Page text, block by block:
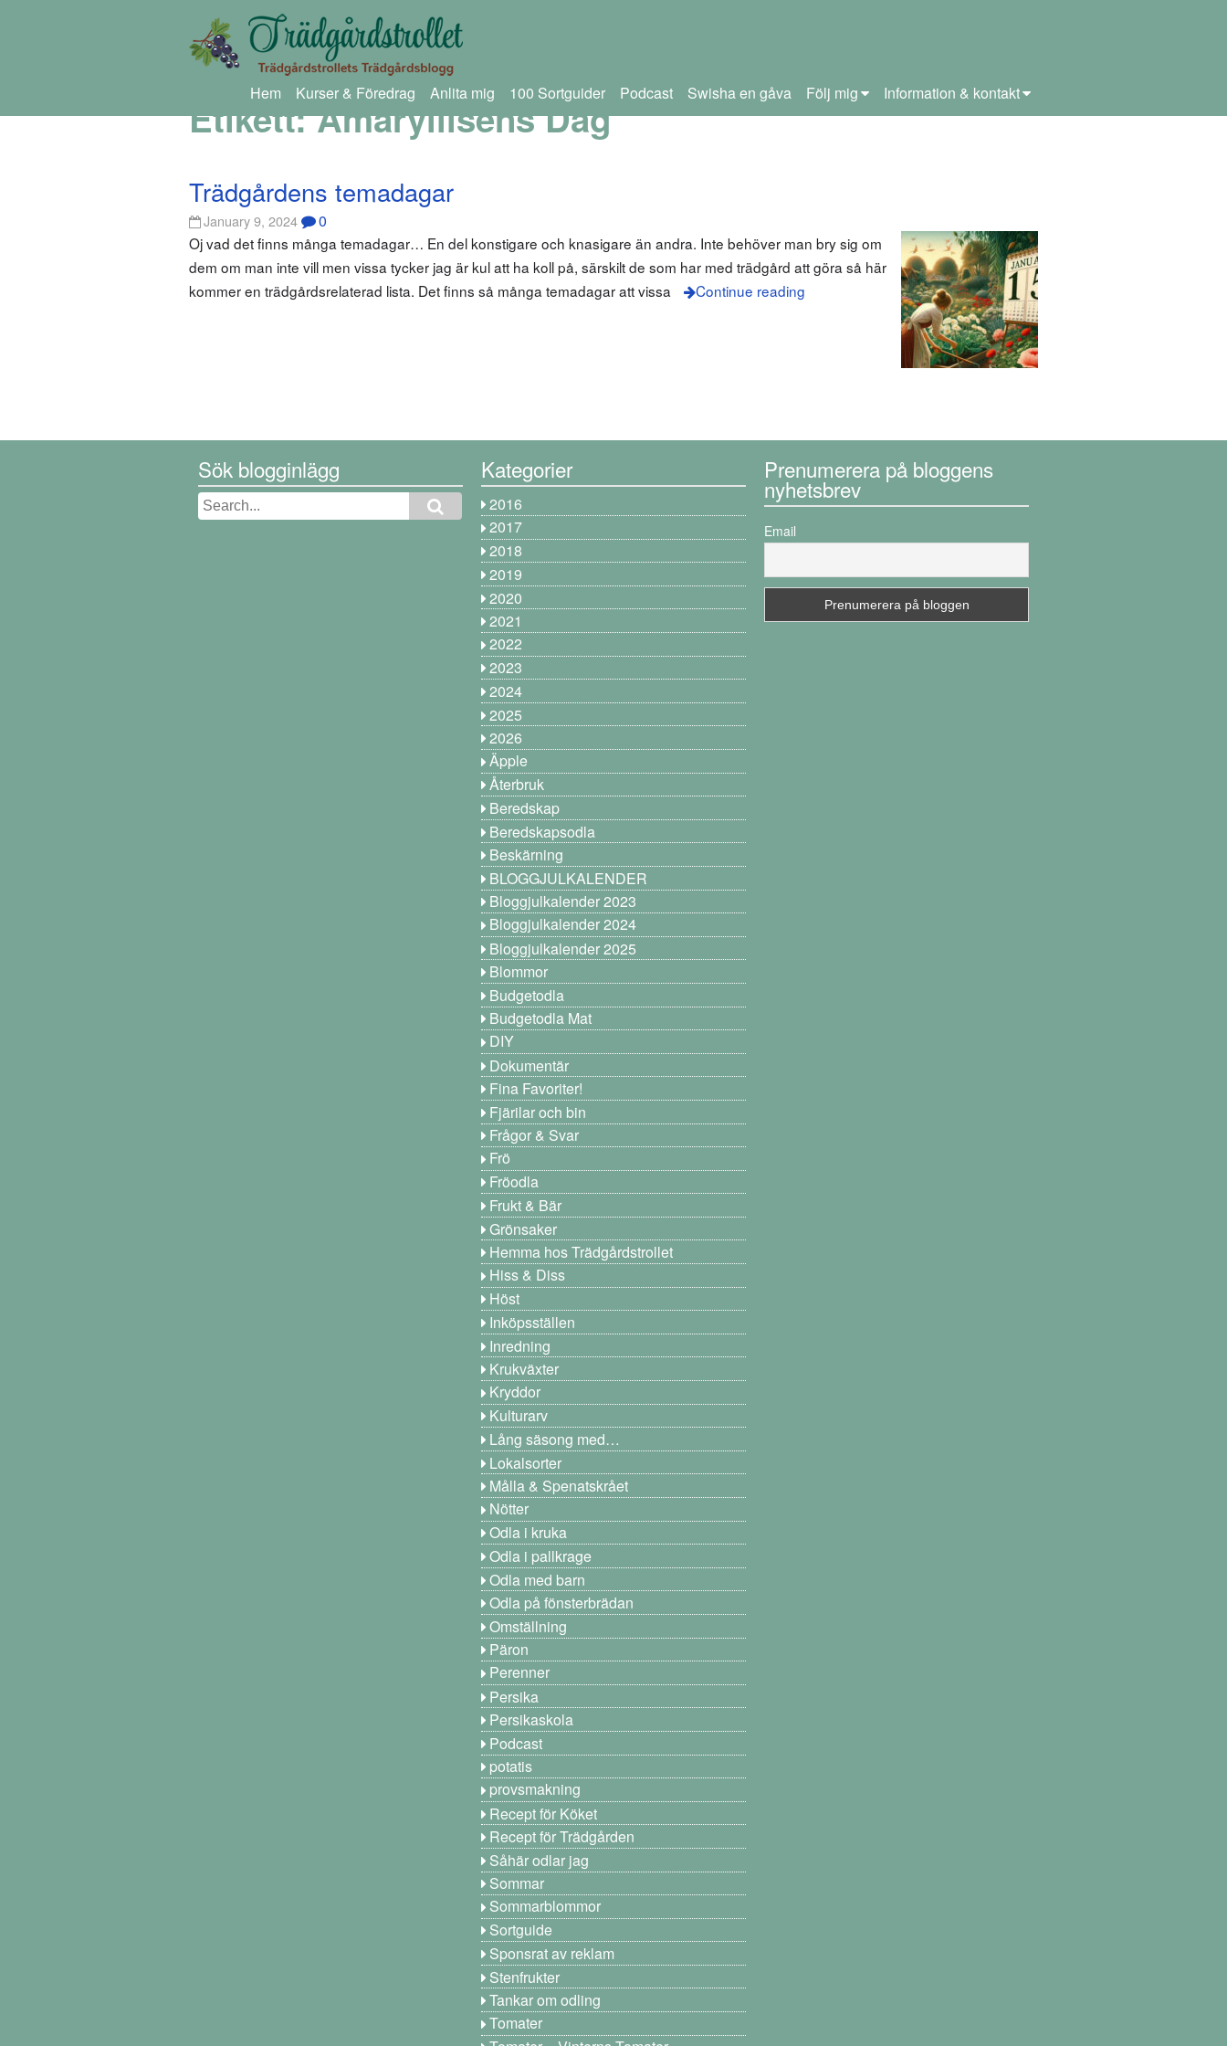
Hem Kurser & Föredrag Anlita mig 100 Sortguider Podcast Swisha en gåva Följ mig Information & kontakt
Etikett:Amaryllisens Dag
Trädgårdens temadagar
January 9, 2024 0
Oj vad det finns många temadagar… En del konstigare och knasigare än andra. Inte behöver man bry sig om
dem om man inte vill men vissa tycker jag är kul att ha koll på, särskilt de som har med trädgård att göra så här
kommer en trädgårdsrelaterad lista. Det finns så många temadagar att vissa
Continue reading
Sök blogginlägg Kategorier
2016
2017
2018
2019
2020
2021
2022
2023
2024
2025
2026
Äpple
Återbruk
Beredskap
Beredskapsodla
Beskärning
BLOGGJULKALENDER
Bloggjulkalender 2023
Bloggjulkalender 2024
Bloggjulkalender 2025
Blommor
Budgetodla
Budgetodla Mat
DIY
Dokumentär
Fina Favoriter!
Fjärilar och bin
Frågor & Svar
Frö
Fröodla
Frukt & Bär
Grönsaker
Hemma hos Trädgårdstrollet
Hiss & Diss
Höst
Inköpsställen
Inredning
Krukväxter
Kryddor
Kulturarv
Lång säsong med…
Lokalsorter
Målla & Spenatskrået
Nötter
Odla i kruka
Odla i pallkrage
Odla med barn
Odla på fönsterbrädan
Omställning
Päron
Perenner
Persika
Persikaskola
Podcast
potatis
provsmakning
Recept för Köket
Recept för Trädgården
Såhär odlar jag
Sommar
Sommarblommor
Sortguide
Sponsrat av reklam
Stenfrukter
Tankar om odling
Tomater
Prenumerera på bloggens
nyhetsbrev
Email